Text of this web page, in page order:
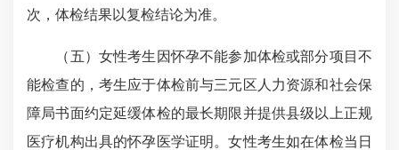
次，体检结果以复检结论为准。
（五）女性考生因怀孕不能参加体检或部分项目不
能检查的，考生应于体检前与三元区人力资源和社会保
障局书面约定延缓体检的最长期限并提供县级以上正规
医疗机构出具的怀孕医学证明。女性考生如在体检当日